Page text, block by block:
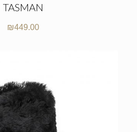
TASMAN
₪449.00